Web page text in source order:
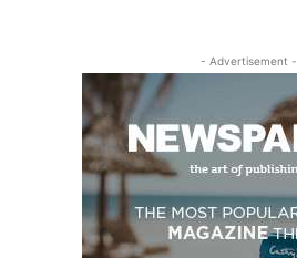
- Advertisement -